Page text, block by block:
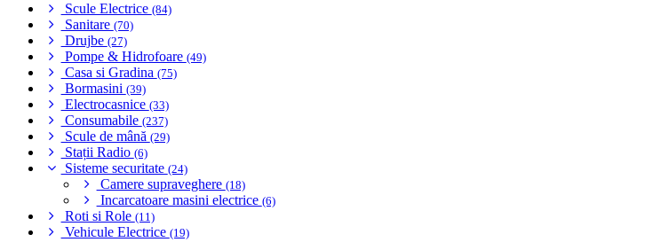
Scule Electrice (84)
Sanitare (70)
Drujbe (27)
Pompe & Hidrofoare (49)
Casa si Gradina (75)
Bormasini (39)
Electrocasnice (33)
Consumabile (237)
Scule de mână (29)
Stații Radio (6)
Sisteme securitate (24)
Camere supraveghere (18)
Incarcatoare masini electrice (6)
Roti si Role (11)
Vehicule Electrice (19)